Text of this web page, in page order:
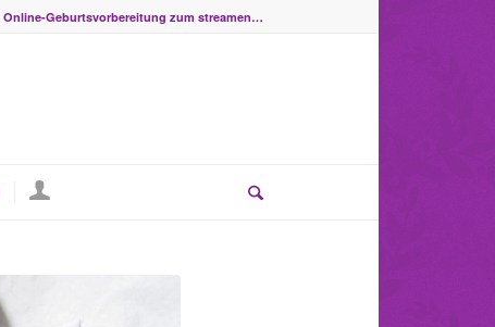
Online-Geburtsvorbereitung zum streamen…